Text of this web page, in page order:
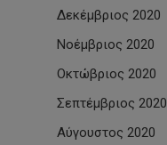
Δεκέμβριος 2020
Νοέμβριος 2020
Οκτώβριος 2020
Σεπτέμβριος 2020
Αύγουστος 2020